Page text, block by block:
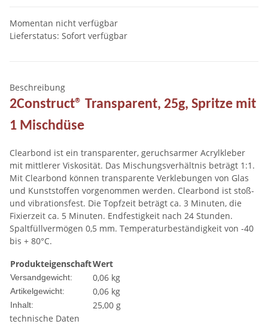
Momentan nicht verfügbar
Lieferstatus: Sofort verfügbar
Beschreibung
2Construct® Transparent, 25g, Spritze mit
1 Mischdüse
Clearbond ist ein transparenter, geruchsarmer Acrylkleber
mit mittlerer Viskosität. Das Mischungsverhältnis beträgt 1:1.
Mit Clearbond können transparente Verklebungen von Glas
und Kunststoffen vorgenommen werden. Clearbond ist stoß-
und vibrationsfest. Die Topfzeit beträgt ca. 3 Minuten, die
Fixierzeit ca. 5 Minuten. Endfestigkeit nach 24 Stunden.
Spaltfüllvermögen 0,5 mm. Temperaturbeständigkeit von -40
bis + 80°C.
ProdukteigenschaftWert
Versandgewicht: 0,06 kg
Artikelgewicht: 0,06 kg
Inhalt:
25,00 g
technische Daten